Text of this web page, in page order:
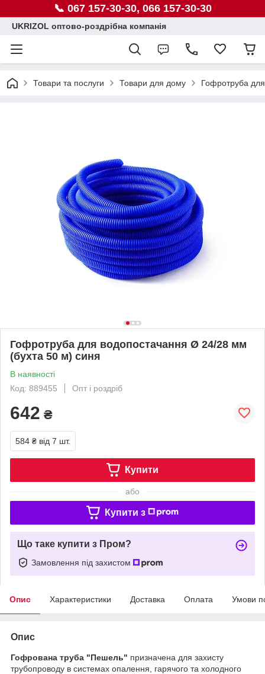
📞 067 157-30-30, 066 157-30-30
UKRIZOL оптово-роздрібна компанія
Товари та послуги Товари для дому Гофротруба
Гофротруба для водопостачання Ø 24/28 мм
(бухта 50 м) синя
В наявності
Код: 889455
Опт і роздріб
642 ₴
584 ₴ від 7 шт.
Купити
або
Купити з
Що таке купити з Пром?
Замовлення під захистом
Опис Характеристики Доставка Оплата Умови
Опис
Гофрована труба "Пешель" призначена для захисту
трубопроводу в системах опалення, гарячого та холодного